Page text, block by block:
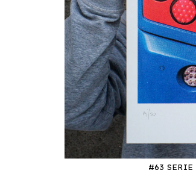
#63 SERIE